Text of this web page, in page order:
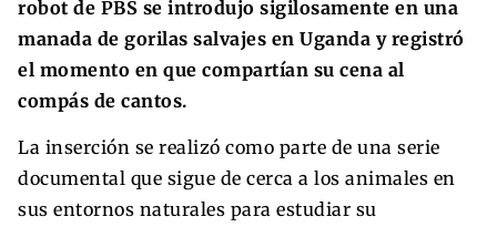
robot de PBS se introdujo sigilosamente en una
manada de gorilas salvajes en Uganda y registró
el momento en que compartían su cena al
compás de cantos.
La inserción se realizó como parte de una serie
documental que sigue de cerca a los animales en
sus entornos naturales para estudiar su